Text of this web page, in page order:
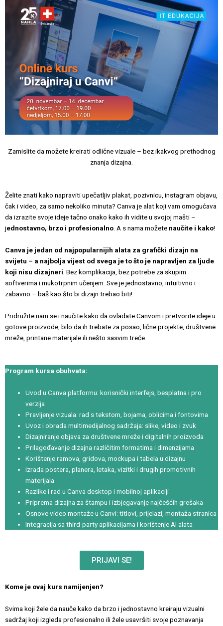
Zamislite da možete kreirati odlične vizuale – bez ikakvog prethodnog
znanja dizajna.
Želite znati kako napraviti upečatljiv plakat, pozivnicu, instagram objavu,
čak i video, za samo nekoliko minuta? Canva je alat koji vam omogućava
da izrazite svoje ideje tačno onako kako ih vidite u svojoj mašti –
jednostavno, brzo i profesionalno. A s nama možete naučite i kako!
Canva je jedan od najpopularnijih alata za grafički dizajn na
svijetu – a najbolja vijest od svega je to što je napravljen za ljude
koji nisu dizajneri . Bez komplikacija, bez potrebe za skupim
softverima i mukotrpnim učenjem. Sve je jednostavno, intuitivno i
zabavno – baš kao što bi dizajn trebao biti!
Pridružite nam se i naučite kako da ovladate Canvom i pretvorite ideje u
gotove proizvode, bilo da ih trebate za posao, lične projekte, društvene
mreže, printane materijale ili nešto sasvim treće.
Program kursa obuhvata:
Uvod u Canva platformu: korisnički interfejs, besplatna i pro
verzija
Pravljenje vizuala: rad s tekstom, bojama, oblicima i fontovima
Uvoz i obrada multimedijalnog sadržaja: slike, video i zvuk
Dizajniranje objava za društvene mreže i digitalnih proizvoda
Prilagođavanje dizajna različitim formatima i dimenzijama
Korištenje ramova, gridova, mockupa i tabela u dizajnu
Izrada postera, planera, letaka, vizitki i drugih promotivnih
materijala
Razlike i rad u Canva desktop i mobilnoj aplikaciji
Priprema dizajna za štampu i izbjegavanje najčešćih grešaka
Osnove video montaže u Canvi: titlovi, prijelazi, montaža stranica
Integracija sa third-party aplikacijama i korištenje AI alata
PRIJAVI SE!
Kome je ovaj kurs namijenjen?
Svima koji žele da nauče kako da brzo i jednostavno kreiraju vizualni
sadržaj koji izgleda profesionalno ili žele usavršiti svoje poznavanja